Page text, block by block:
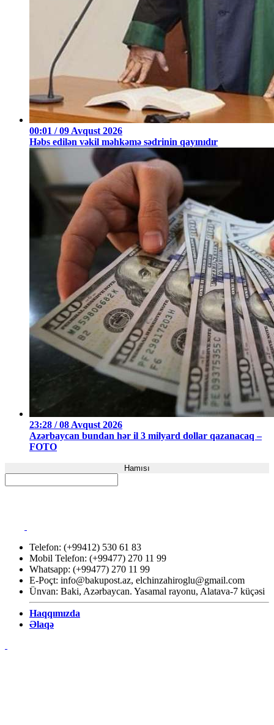
00:01 / 09 Avqust 2026
Həbs edilən vəkil məhkəmə sədrinin qayınıdır
23:28 / 08 Avqust 2026
Azərbaycan bundan hər il 3 milyard dollar qazanacaq –
FOTO
Hamısı
Telefon: (+99412) 530 61 83
Mobil Telefon: (+99477) 270 11 99
Whatsapp: (+99477) 270 11 99
E-Poçt: info@bakupost.az, elchinzahiroglu@gmail.com
Ünvan: Baki, Azərbaycan. Yasamal rayonu, Alatava-7 küçəsi
Haqqımızda
Əlaqə